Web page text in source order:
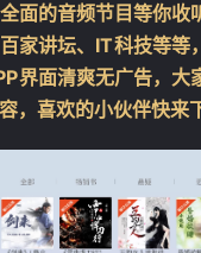
面的音频节目等你收
家讲坛、IT科技等等
界面清爽无广告，大
，喜欢的小伙伴快来